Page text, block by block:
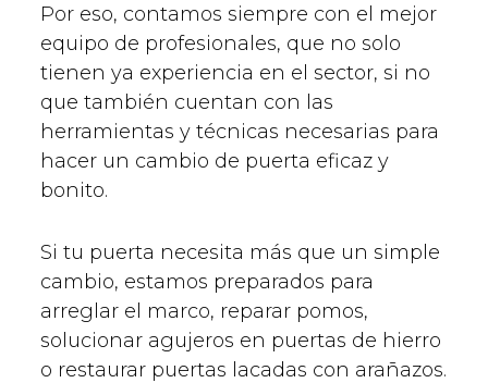
Por eso, contamos siempre con el mejor
equipo de profesionales, que no solo
tienen ya experiencia en el sector, si no
que también cuentan con las
herramientas y técnicas necesarias para
hacer un cambio de puerta eficaz y
bonito.
Si tu puerta necesita más que un simple
cambio, estamos preparados para
arreglar el marco, reparar pomos,
solucionar agujeros en puertas de hierro
o restaurar puertas lacadas con arañazos.